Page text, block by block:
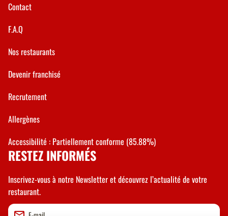
Contact
F.A.Q
Nos restaurants
Devenir franchisé
Recrutement
Allergènes
Accessibilité : Partiellement conforme (85.88%)
RESTEZ INFORMÉS
Inscrivez-vous à notre Newsletter et découvrez l’actualité de votre
restaurant.